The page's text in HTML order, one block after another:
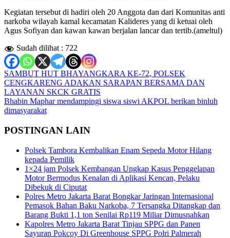
Kegiatan tersebut di hadiri oleh 20 Anggota dan dari Komunitas anti
narkoba wilayah kamal kecamatan Kalideres yang di ketuai oleh
Agus Sofiyan dan kawan kawan berjalan lancar dan tertib.(ameltul)
Sudah dilihat : 722
Navigasi
pos
SAMBUT HUT BHAYANGKARA KE-72, POLSEK
CENGKARENG ADAKAN SARAPAN BERSAMA DAN
LAYANAN SKCK GRATIS
Bhabin Maphar mendampingi siswa siswi AKPOL berikan binluh
dimasyarakat
POSTINGAN LAIN
Polsek Tambora Kembalikan Enam Sepeda Motor Hilang
kepada Pemilik
1×24 jam Polsek Kembangan Ungkap Kasus Penggelapan
Motor Bermodus Kenalan di Aplikasi Kencan, Pelaku
Dibekuk di Ciputat
Polres Metro Jakarta Barat Bongkar Jaringan Internasional
Pemasok Bahan Baku Narkoba, 7 Tersangka Ditangkap dan
Barang Bukti 1,1 ton Senilai Rp119 Miliar Dimusnahkan
Kapolres Metro Jakarta Barat Tinjau SPPG dan Panen
Sayuran Pokcoy Di Greenhouse SPPG Polri Palmerah